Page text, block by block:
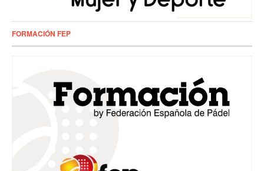
FORMACIÓN FEP